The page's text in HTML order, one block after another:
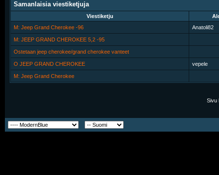
Samanlaisia viestiketjuja
Viestiketju
M: Jeep Grand Cherokee -96
Anatoli82
M: JEEP GRAND CHEROKEE 5,2 -95
Ostetaan jeep cherokee/grand cherokee vanteet
O JEEP GRAND CHEROKEE vepele
M: Jeep Grand Cherokee
Sivu